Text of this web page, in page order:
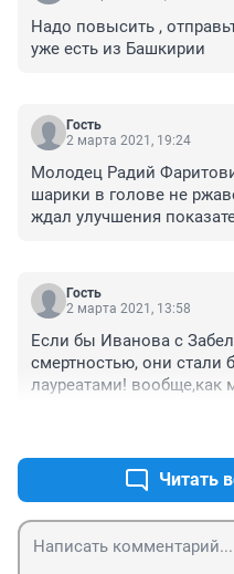
Надо повысить ,
уже есть из Башкирии
Гость
2 марта 2021, 19:24
Молодец Радий
шарики в голове не
ждал улучшения
посоветовалась с
слов,халява?!)
балаболить языком-
пространстве!.Эти
выстроенной
Гость
2 марта 2021, 13:58
Если бы Иванова с
смертностью, они стали
лауреатами! вообще,как
Читать